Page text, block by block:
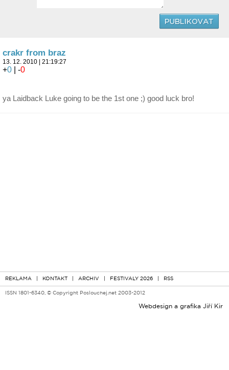
crakr from braz
13. 12. 2010 | 21:19:27
+0 | -0
ya Laidback Luke going to be the 1st one ;) good luck bro!
REKLAMA | KONTAKT | ARCHIV | FESTIVALY 2026 | RSS
ISSN 1801-6340, © Copyright Poslouchej.net 2003-2012
Webdesign a grafika Jiří Kir